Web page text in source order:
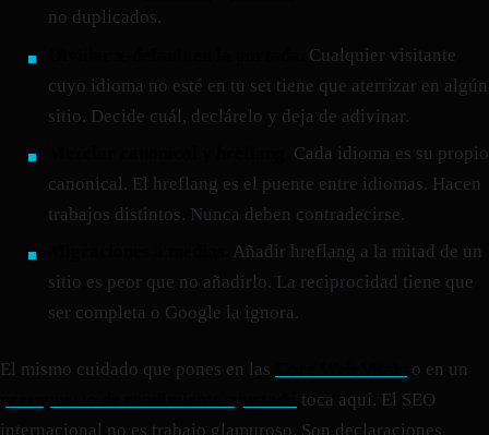
no duplicados.
Cualquier visitante
cuyo idioma no esté en tu set tiene que aterrizar en algún
sitio. Decide cuál, declárelo y deja de adivinar.
Cada idioma es su propio
canonical. El hreflang es el puente entre idiomas. Hacen
trabajos distintos. Nunca deben contradecirse.
Añadir hreflang a la mitad de un
sitio es peor que no añadirlo. La reciprocidad tiene que
ser completa o Google la ignora.
El mismo cuidado que pones en las
o en un
toca aquí. El SEO
internacional no es trabajo glamuroso. Son declaraciones